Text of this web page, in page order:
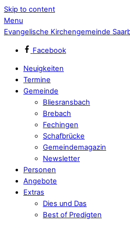
Skip to content
Menu
Evangelische Kirchengemeinde
Facebook
Neuigkeiten
Termine
Gemeinde
Bliesransbach
Brebach
Fechingen
Schafbrücke
Gemeindemagazin
Newsletter
Personen
Angebote
Extras
Dies und Das
Best of Predigten